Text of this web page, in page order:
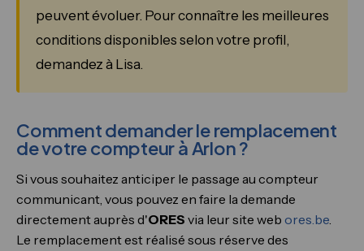
peuvent évoluer. Pour connaître les meilleures
conditions disponibles selon votre profil,
demandez à Lisa.
Comment demander le remplacement
de votre compteur à Arlon ?
Si vous souhaitez anticiper le passage au compteur
communicant, vous pouvez en faire la demande
directement auprès d'ORES via leur site web ores.be.
Le remplacement est réalisé sous réserve des